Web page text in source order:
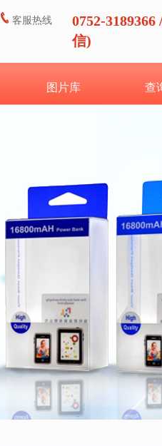
客服热线
0752-3189366
信)
图片库 查